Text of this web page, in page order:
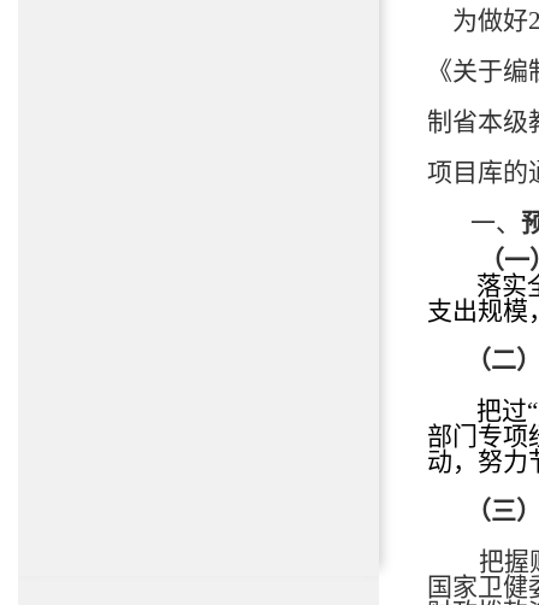
为做好
《关于编
制省本级
项目库的
一、
（一
落实
支出规模
（二
把过“
部门专项
动，努力
（三
把握
国家卫健